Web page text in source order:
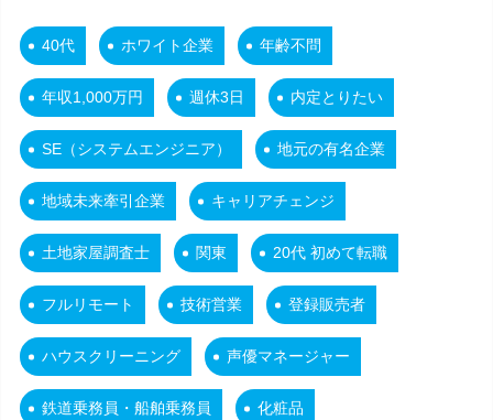
40代 ホワイト企業 年齢不問
年収1,000万円 週休3日 内定とりたい
SE（システムエンジニア） 地元の有名企業
地域未来牽引企業 キャリアチェンジ
土地家屋調査士 関東 20代 初めて転職
フルリモート 技術営業 登録販売者
ハウスクリーニング 声優マネージャー
鉄道乗務員・船舶乗務員 化粧品